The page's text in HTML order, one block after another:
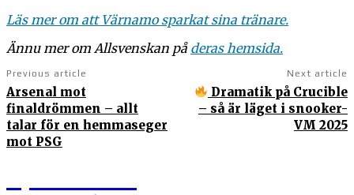
Läs mer om att Värnamo sparkat sina tränare.
Ännu mer om Allsvenskan på deras hemsida.
Previous article
Arsenal mot
finaldrömmen – allt
talar för en hemmaseger
mot PSG
Next article
Dramatik på Crucible
– så är läget i snooker-
VM 2025